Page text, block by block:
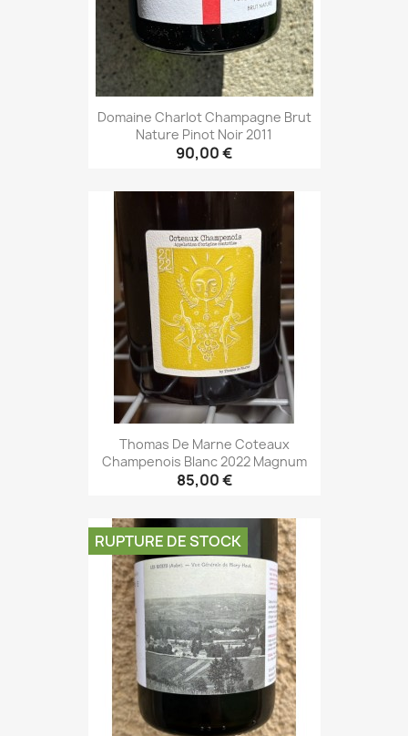
Domaine Charlot Champagne Brut
Nature Pinot Noir 2011
90,00 €
Thomas De Marne Coteaux
Champenois Blanc 2022 Magnum
85,00 €
RUPTURE DE STOCK